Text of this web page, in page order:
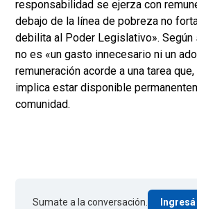
responsabilidad se ejerza con
debajo de la línea de pobreza no
debilita al Poder Legislativo». Según
no es «un gasto innecesario ni un
remuneración acorde a una tarea
implica estar disponible
comunidad.
Sumate a la conversación.